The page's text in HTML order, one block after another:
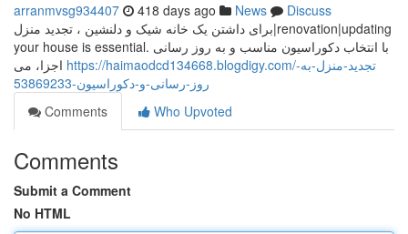
arranmvsg934407 418 days ago News
Discuss
برای داشتن یک خانه شیک و دلنشین ، تجدید منزل|renovation|updating
your house is essential. با انتخاب دکوراسیون مناسب و به روز رسانی
https://haimaodcd134668.blogdigy.com/تجدید-منزل-به-
روز-رسانی-و-دکوراسیون-53869233
Comments
Who Upvoted
Comments
Submit a Comment
No HTML